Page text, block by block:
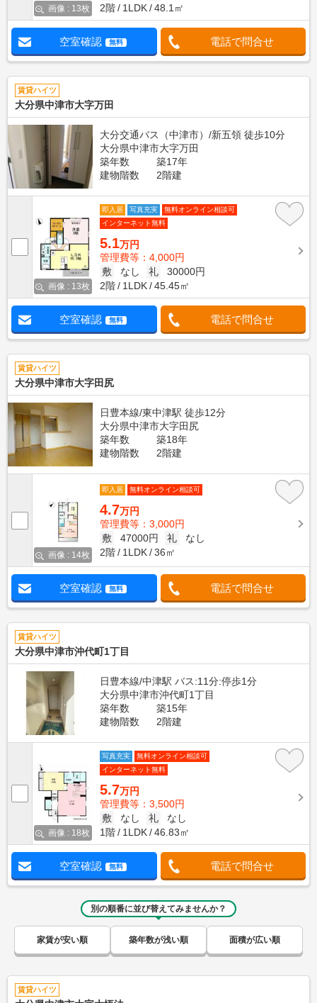
画像 : 13枚
2階
1LDK 48.1㎡
空室確認 無料 電話で問合せ
賃貸ハイツ
大分県中津市大字万田
大分交通バス（中津市）/新五領 徒歩10分
大分県中津市大字万田
築年数
築17年
建物階数
2階建
画像 : 13枚
即入居 写真充実
無料オンライン相談可
インターネット無料
5.1万円
管理費等：4,000円
敷
なし 礼
30000円
2階
1LDK 45.45㎡
空室確認 無料 電話で問合せ
賃貸ハイツ
大分県中津市大字田尻
日豊本線/東中津駅 徒歩12分
大分県中津市大字田尻
築年数
築18年
建物階数
2階建
画像 : 14枚
即入居 無料オンライン相談可
4.7万円
管理費等：3,000円
敷
47000円 礼
なし
2階
1LDK 36㎡
空室確認 無料 電話で問合せ
賃貸ハイツ
大分県中津市沖代町1丁目
日豊本線/中津駅 バス:11分:停歩1分
大分県中津市沖代町1丁目
築年数
築15年
建物階数
2階建
画像 : 18枚
写真充実
無料オンライン相談可
インターネット無料
5.7万円
管理費等：3,500円
敷
なし 礼
なし
1階
1LDK 46.83㎡
空室確認 無料 電話で問合せ
別の順番に並び替えてみませんか？
家賃が安い順 築年数が浅い順 面積が広い順
賃貸ハイツ